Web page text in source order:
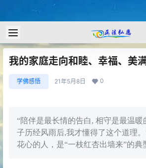
我的家庭走向和睦、幸福、美
学佛感悟 21年5月8日 0
“陪伴是最长情的告白, 相守是最温暖
子历经风雨后,我才懂得了这个道理
花心的人，是“一枝红杏出墙来”的典